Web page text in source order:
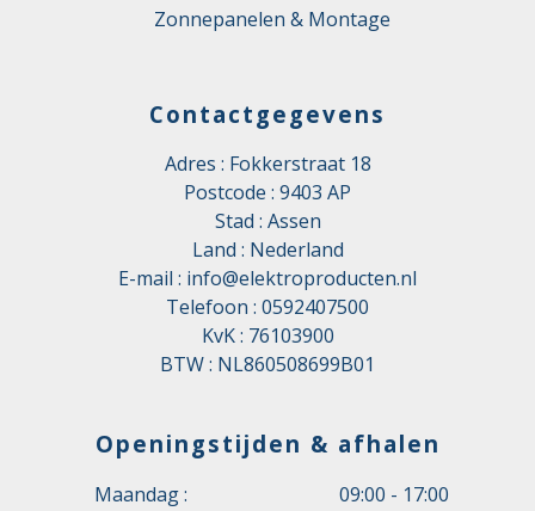
Zonnepanelen & Montage
Contactgegevens
Adres : Fokkerstraat 18
Postcode : 9403 AP
Stad : Assen
Land : Nederland
E-mail : info@elektroproducten.nl
Telefoon : 0592407500
KvK : 76103900
BTW : NL860508699B01
Openingstijden & afhalen
Maandag :
09:00 - 17:00